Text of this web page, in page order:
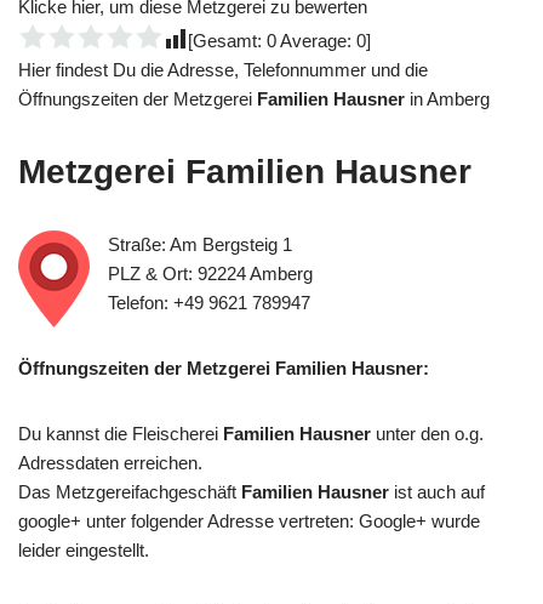
Klicke hier, um diese Metzgerei zu bewerten
[Gesamt: 0Average: 0]
Hier findest Du die Adresse, Telefonnummer und die
Öffnungszeiten der Metzgerei Familien Hausner in Amberg
Metzgerei Familien Hausner
Straße: Am Bergsteig 1
PLZ & Ort: 92224 Amberg
Telefon: +49 9621 789947
Öffnungszeiten der Metzgerei Familien Hausner:
Du kannst die Fleischerei Familien Hausner unter den o.g.
Adressdaten erreichen.
Das Metzgereifachgeschäft Familien Hausner ist auch auf
google+ unter folgender Adresse vertreten: Google+ wurde
leider eingestellt.